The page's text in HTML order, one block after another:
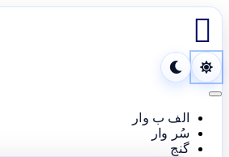

Toggle navigation
الف ب وار
سُر وار
گنج